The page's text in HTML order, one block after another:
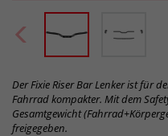
Der Fixie Riser Bar Lenker ist für
Fahrrad kompakter. Mit dem
Gesamtgewicht
freigegeben.